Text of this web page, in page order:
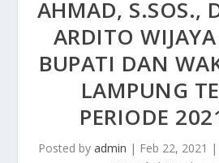
AHMAD, S.SOS.,
ARDITO
BUPATI DAN
LAMPUNG
PERIODE
Posted by admin | Feb 22, 2021 |